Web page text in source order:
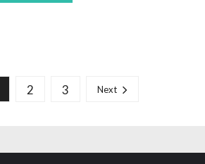
2 3 Next